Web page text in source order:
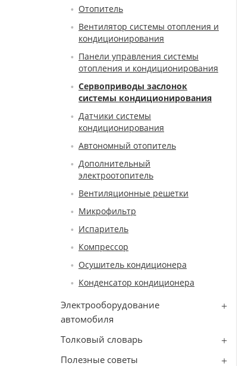
Отопитель
Вентилятор системы отопления и
кондиционирования
Панели управления системы
отопления и кондиционирования
Сервоприводы заслонок
системы кондиционирования
Датчики системы
кондиционирования
Автономный отопитель
Дополнительный
электроотопитель
Вентиляционные решетки
Микрофильтр
Испаритель
Компрессор
Осушитель кондиционера
Конденсатор кондиционера
Электрооборудование
автомобиля
Толковый словарь
Полезные советы